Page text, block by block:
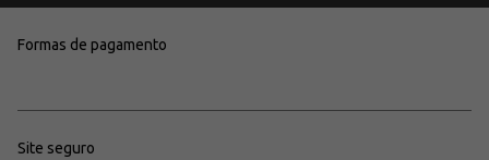
Formas de pagamento
Site seguro